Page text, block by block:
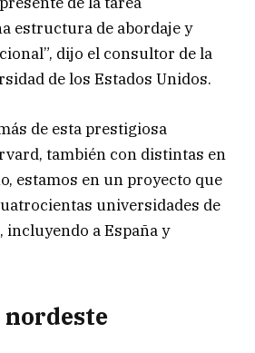
estructura de abordaje y
dijo el consultor de la
de los Estados Unidos.
de esta prestigiosa
también con distintas en
estamos en un proyecto que
universidades de
a España y